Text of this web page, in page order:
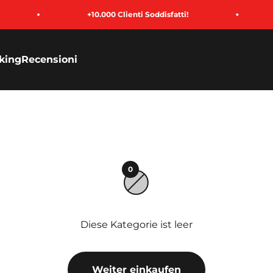
+10.000 Clienti Soddisfatti!
Recensioni
0
Diese Kategorie ist leer
Weiter einkaufen